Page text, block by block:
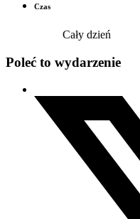
Czas
Cały dzień
Poleć to wydarzenie